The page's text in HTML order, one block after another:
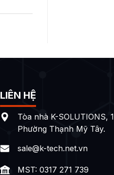
LIÊN HỆ
Tòa nhà K-SOLUTIONS,
Phường Thạnh Mỹ Tây.
sale@k-tech.net.vn
MST: 0317 271 739